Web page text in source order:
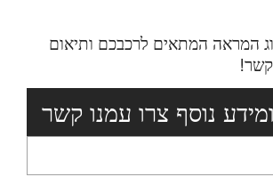
המראה המתאים לרכבכם ותיאום
נוסף צרו עמנו קשר